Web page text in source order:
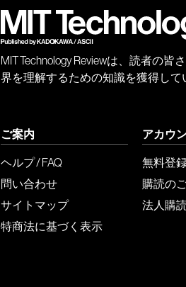
MIT Technology Reviewは、読者の
界を理解するための知識を獲得して
ご案内
ヘルプ / FAQ
問い合わせ
サイトマップ
特商法に基づく表示
アカウ
無料登
購読の
法人購